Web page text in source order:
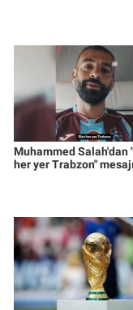
Muhammed Salah'dan
her yer Trabzon" mesajı